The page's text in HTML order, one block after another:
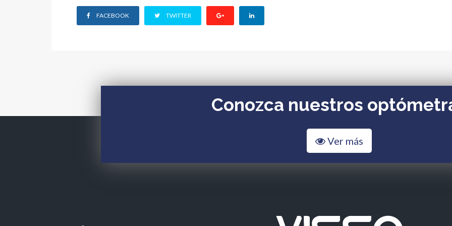
FACEBOOK TWITTER
Conozca nuestros
Ver más